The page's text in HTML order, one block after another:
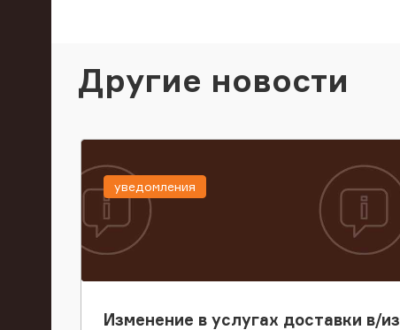
Другие новости
Изменение в услугах доставки в/из
уведомления